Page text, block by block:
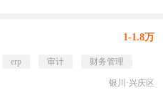
1-1.8万
erp 审计 财务管理
银川·兴庆区